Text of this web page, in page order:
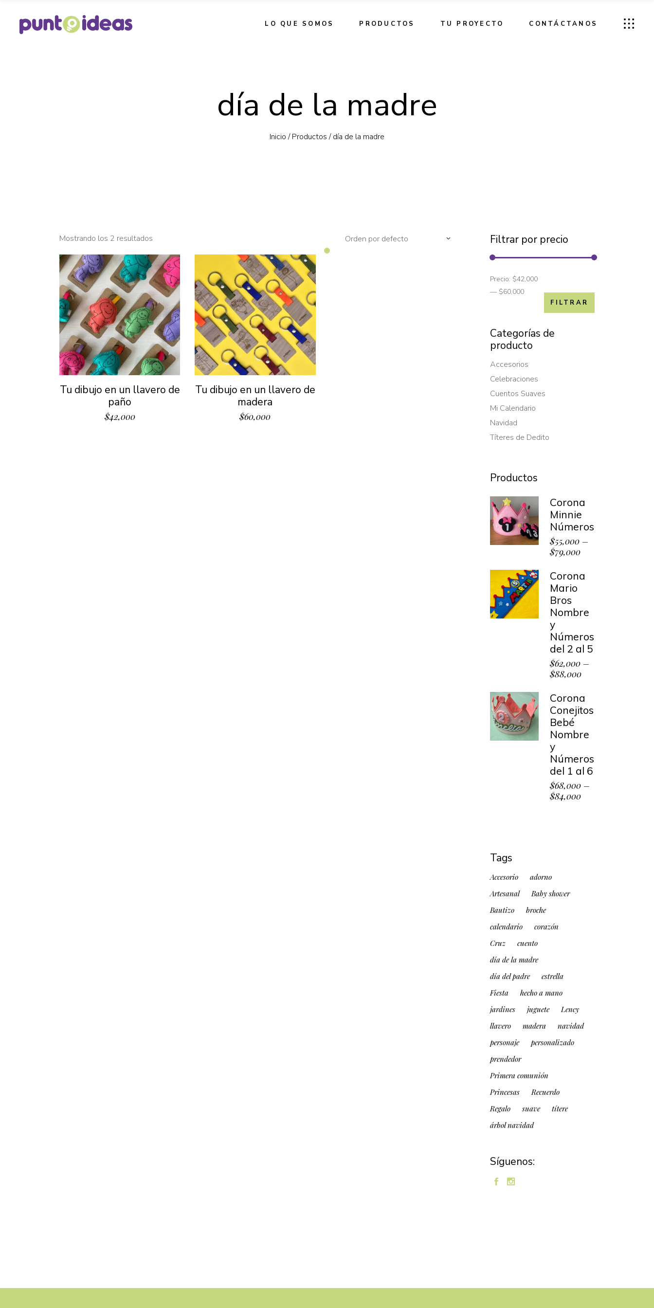
LO QUE SOMOS PRODUCTOS TU PROYECTO CONTÁCTANOS
día de la madre
Inicio/Productos/día de la madre
Mostrando los 2 resultados Orden por defecto
Tu dibujo en un llavero de
paño
$42,000
Tu dibujo en un llavero de
madera
$60,000
Filtrar por precio
FILTRAR
Precio: $42,000
— $60,000
Categorías de
producto
Accesorios
Celebraciones
Cuentos Suaves
Mi Calendario
Navidad
Títeres de Dedito
Productos
Corona
Minnie
Números
$55,000 –
$79,000
Corona
Mario
Bros
Nombre
y
Números
del 2 al 5
$62,000 –
$88,000
Corona
Conejitos
Bebé
Nombre
y
Números
del 1 al 6
$68,000 –
$84,000
Tags
Accesorio
adorno
Artesanal
Baby shower
Bautizo
broche
calendario
corazón
Cruz
cuento
día de la madre
día del padre
estrella
Fiesta
hecho a mano
jardines
juguete
Lency
llavero
madera
navidad
personaje
personalizado
prendedor
Primera comunión
Princesas
Recuerdo
Regalo
suave
títere
árbol navidad
Síguenos: